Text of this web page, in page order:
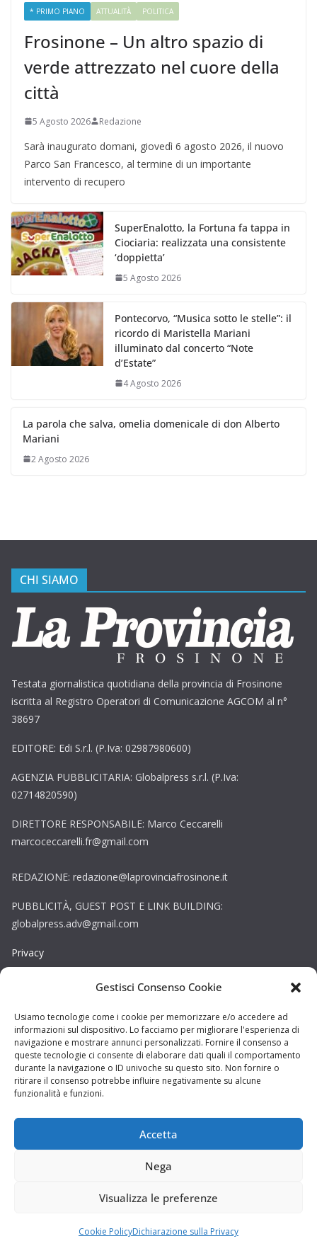
Gestisci Consenso Cookie
Usiamo tecnologie come i cookie per memorizzare e/o accedere ad
informazioni sul dispositivo. Lo facciamo per migliorare l'esperienza di
navigazione e mostrare annunci personalizzati. Fornire il consenso a
queste tecnologie ci consente di elaborare dati quali il comportamento
durante la navigazione o ID univoche su questo sito. Non fornire o
ritirare il consenso potrebbe influire negativamente su alcune
funzionalità e funzioni.
Accetta
Nega
Visualizza le preferenze
Cookie PolicyDichiarazione sulla Privacy
* PRIMO PIANO ATTUALITÀ POLITICA
Frosinone – Un altro spazio di
verde attrezzato nel cuore della
città
5 Agosto 2026 Redazione
Sarà inaugurato domani, giovedì 6 agosto 2026, il nuovo
Parco San Francesco, al termine di un importante
intervento di recupero
SuperEnalotto, la Fortuna fa tappa in
Ciociaria: realizzata una consistente
‘doppietta’
5 Agosto 2026
Pontecorvo, “Musica sotto le stelle”: il
ricordo di Maristella Mariani
illuminato dal concerto “Note
d’Estate”
4 Agosto 2026
La parola che salva, omelia domenicale di don Alberto
Mariani
2 Agosto 2026
CHI SIAMO
Testata giornalistica quotidiana della provincia di Frosinone
iscritta al Registro Operatori di Comunicazione AGCOM al n°
38697
EDITORE: Edi S.r.l. (P.Iva: 02987980600)
AGENZIA PUBBLICITARIA: Globalpress s.r.l. (P.Iva:
02714820590)
DIRETTORE RESPONSABILE: Marco Ceccarelli
marcoceccarelli.fr@gmail.com
REDAZIONE: redazione@laprovinciafrosinone.it
PUBBLICITÀ, GUEST POST E LINK BUILDING:
globalpress.adv@gmail.com
Privacy
Copyright © La Provincia Frosinone. Tutti i diritti riservati.
Sito web creato daDAG STUDIO